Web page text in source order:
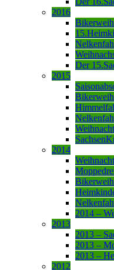
2016
Der
2015
2014
2014 –
2013
2013 –
2013 –
2013 –
2012